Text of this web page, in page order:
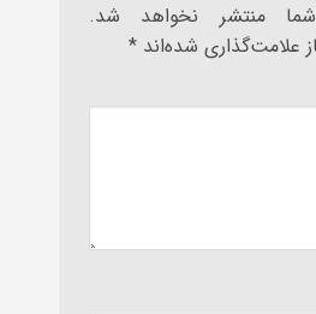
منتشر نخواهد شد.
علامت‌گذاری شده‌اند *